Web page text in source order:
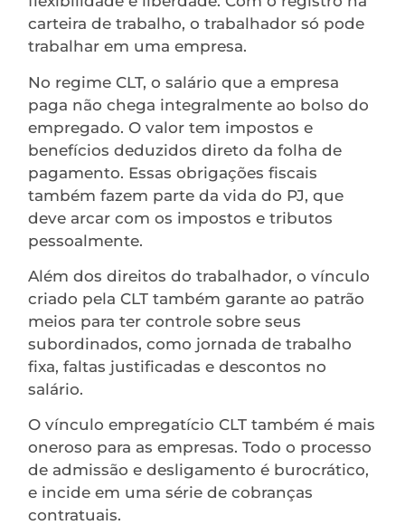
carteira de trabalho, o trabalhador só pode
trabalhar em uma empresa.
No regime CLT, o salário que a empresa
paga não chega integralmente ao bolso do
empregado. O valor tem impostos e
benefícios deduzidos direto da folha de
pagamento. Essas obrigações fiscais
também fazem parte da vida do PJ, que
deve arcar com os impostos e tributos
pessoalmente.
Além dos direitos do trabalhador, o vínculo
criado pela CLT também garante ao patrão
meios para ter controle sobre seus
subordinados, como jornada de trabalho
fixa, faltas justificadas e descontos no
salário.
O vínculo empregatício CLT também é mais
oneroso para as empresas. Todo o processo
de admissão e desligamento é burocrático,
e incide em uma série de cobranças
contratuais.